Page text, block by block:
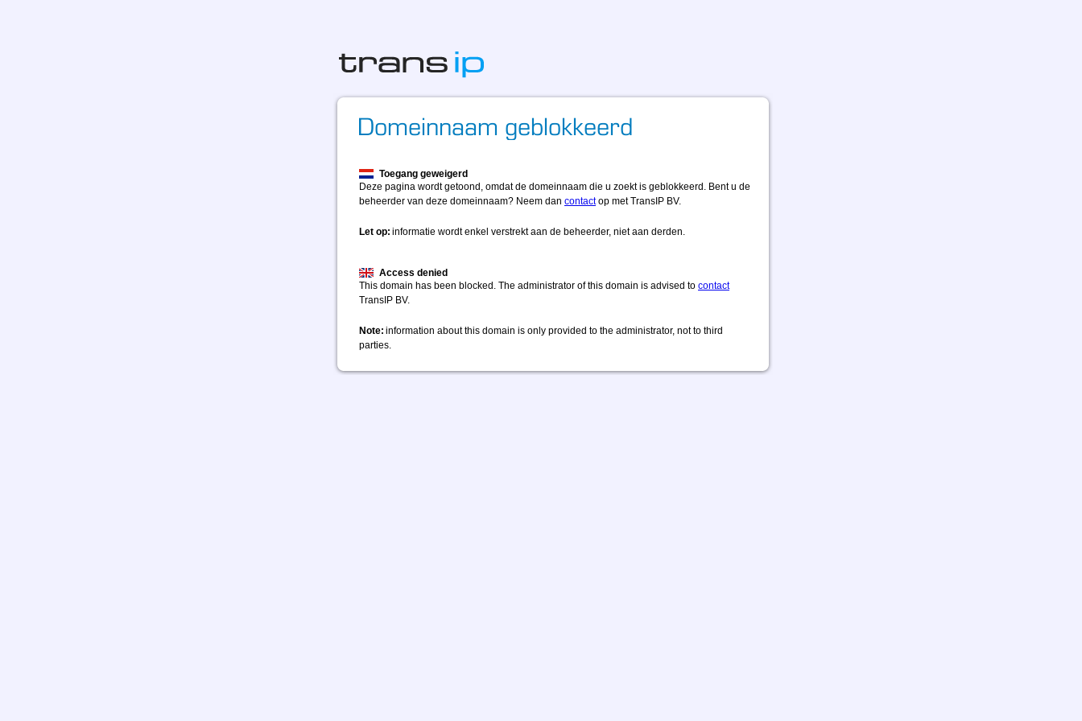
Toegang geweigerd
Deze pagina wordt getoond, omdat de domeinnaam die u zoekt is geblokkeerd. Bent u de
beheerder van deze domeinnaam? Neem dan contactop met TransIP BV.
Let op: informatie wordt enkel verstrekt aan de beheerder, niet aan derden.
Access denied
This domain has been blocked. The administrator of this domain is advised to contact
TransIP BV.
Note: information about this domain is only provided to the administrator, not to third
parties.